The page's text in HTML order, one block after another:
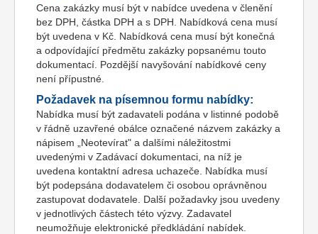
Cena zakázky musí být v nabídce uvedena v členění
bez DPH, částka DPH a s DPH. Nabídková cena musí
být uvedena v Kč. Nabídková cena musí být konečná
a odpovídající předmětu zakázky popsanému touto
dokumentací. Pozdější navyšování nabídkové ceny
není přípustné.
Požadavek na písemnou formu nabídky:
Nabídka musí být zadavateli podána v listinné podobě
v řádně uzavřené obálce označené názvem zakázky a
nápisem „Neotevírat" a dalšími náležitostmi
uvedenými v Zadávací dokumentaci, na níž je
uvedena kontaktní adresa uchazeče. Nabídka musí
být podepsána dodavatelem či osobou oprávněnou
zastupovat dodavatele. Další požadavky jsou uvedeny
v jednotlivých částech této výzvy. Zadavatel
neumožňuje elektronické předkládání nabídek.